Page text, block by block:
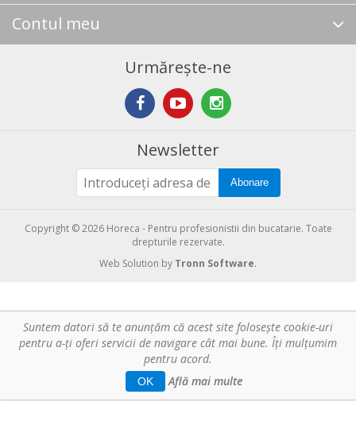
Contul meu
Urmărește-ne
Newsletter
Abonare
Copyright © 2026 Horeca - Pentru profesionistii din bucatarie. Toate
drepturile rezervate.
Web Solution by Tronn Software.
Suntem datori să te anunţăm că acest site foloseşte cookie-uri
pentru a-ți oferi servicii de navigare cât mai bune. Îţi mulțumim
pentru acord.
OK Află mai multe